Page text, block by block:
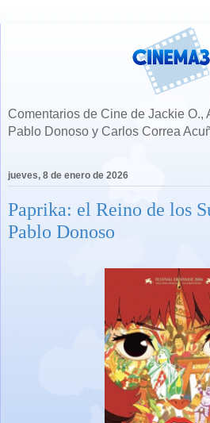
Comentarios de Cine de Jackie O.,
Pablo Donoso y Carlos Correa
jueves, 8 de enero de 2026
Paprika: el Reino de los
Pablo Donoso